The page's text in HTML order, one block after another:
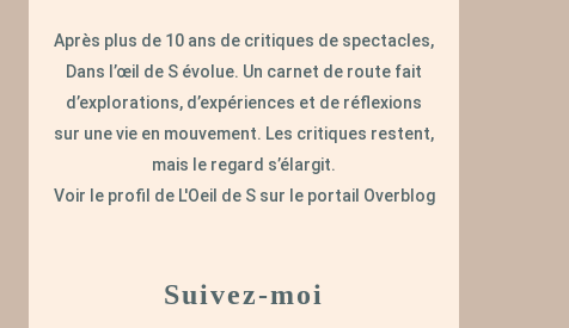
Après plus de 10 ans de critiques de spectacles,
Dans l’œil de S évolue. Un carnet de route fait
d’explorations, d’expériences et de réflexions
sur une vie en mouvement. Les critiques restent,
mais le regard s’élargit.
Voir le profil de L'Oeil de Ssur le portail Overblog
Suivez-moi